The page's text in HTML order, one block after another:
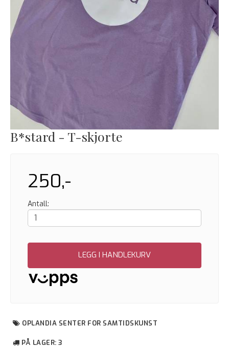
B*stard - T-skjorte
250,-
Antall:
LEGG I HANDLEKURV
OPLANDIA SENTER FOR SAMTIDSKUNST
PÅ LAGER: 3